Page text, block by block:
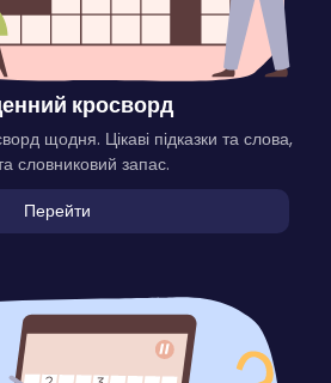
кросворд
щодня. Цікаві підказки та слова,
словниковий запас.
Перейти